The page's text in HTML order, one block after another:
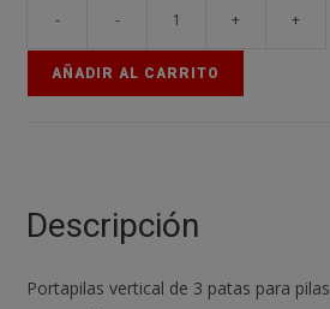
- - + +
AÑADIR AL CARRITO
Descripción
Portapilas vertical de 3 patas para